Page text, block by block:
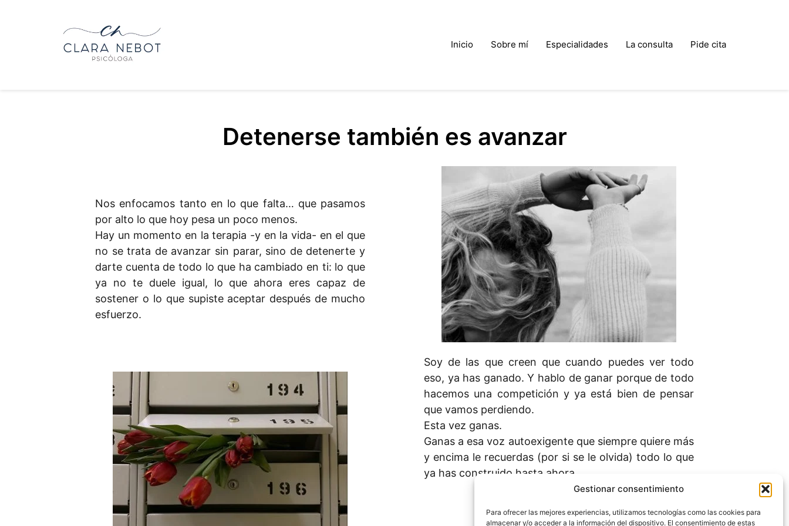
Gestionar consentimiento
Para ofrecer las mejores experiencias, utilizamos tecnologías como las cookies para
almacenar y/o acceder a la información del dispositivo. El consentimiento de estas
Inicio Sobre mí Especialidades La consulta Pide cita
Detenerse también es avanzar
Nos enfocamos tanto en lo que falta… que pasamos
por alto lo que hoy pesa un poco menos.
Hay un momento en la terapia -y en la vida- en el que
no se trata de avanzar sin parar, sino de detenerte y
darte cuenta de todo lo que ha cambiado en ti: lo que
ya no te duele igual, lo que ahora eres capaz de
sostener o lo que supiste aceptar después de mucho
esfuerzo.
Soy de las que creen que cuando puedes ver todo
eso, ya has ganado. Y hablo de ganar porque de todo
hacemos una competición y ya está bien de pensar
que vamos perdiendo.
Esta vez ganas.
Ganas a esa voz autoexigente que siempre quiere más
y encima le recuerdas (por si se le olvida) todo lo que
ya has construido hasta ahora.